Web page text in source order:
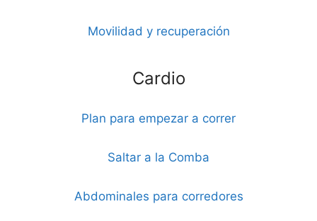
Movilidad y recuperación
Cardio
Plan para empezar a correr
Saltar a la Comba
Abdominales para corredores